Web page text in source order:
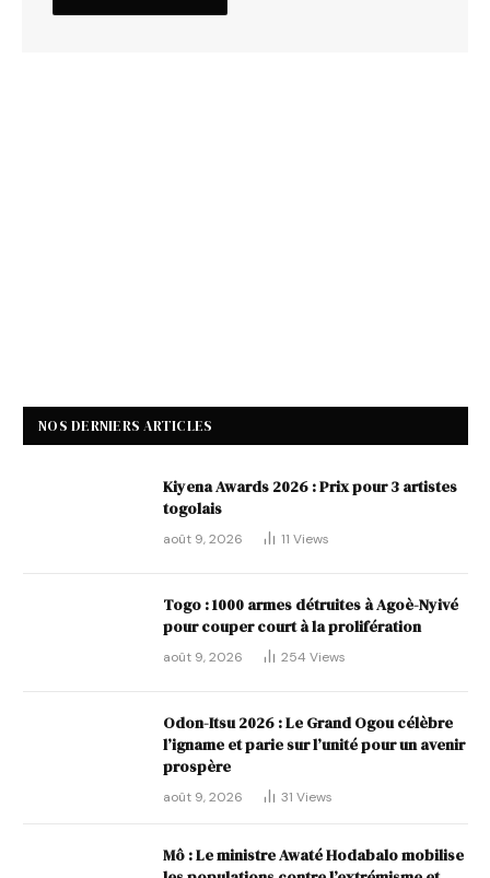
NOS DERNIERS ARTICLES
Kiyena Awards 2026 : Prix pour 3 artistes
togolais
août 9, 2026 11 Views
Togo : 1000 armes détruites à Agoè-Nyivé
pour couper court à la prolifération
août 9, 2026 254 Views
Odon-Itsu 2026 : Le Grand Ogou célèbre
l’igname et parie sur l’unité pour un avenir
prospère
août 9, 2026 31 Views
Mô : Le ministre Awaté Hodabalo mobilise